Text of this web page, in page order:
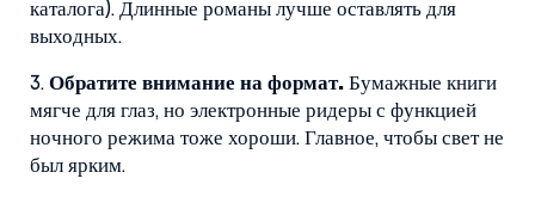
каталога). Длинные романы лучше оставлять для
выходных.
3. Обратите внимание на формат. Бумажные книги
мягче для глаз, но электронные ридеры с функцией
ночного режима тоже хороши. Главное, чтобы свет не
был ярким.